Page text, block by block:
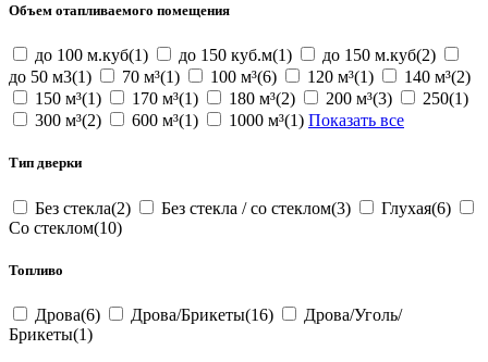
Объем отапливаемого помещения
до 100 м.куб(1) до 150 куб.м(1)
до 150 м.куб(2)
до 50 м3(1)
70 м³(1) 100 м³(6) 120 м³(1)
140 м³(2)
150 м³(1)
170 м³(1) 180 м³(2) 200 м³(3)
250(1)
300 м³(2)
600 м³(1) 1000 м³(1) Показать все
Тип дверки
Без стекла(2) Без стекла / со стеклом(3)
Глухая(6)
Со стеклом(10)
Топливо
Дрова(6) Дрова/Брикеты(16)
Дрова/Уголь/
Брикеты(1)